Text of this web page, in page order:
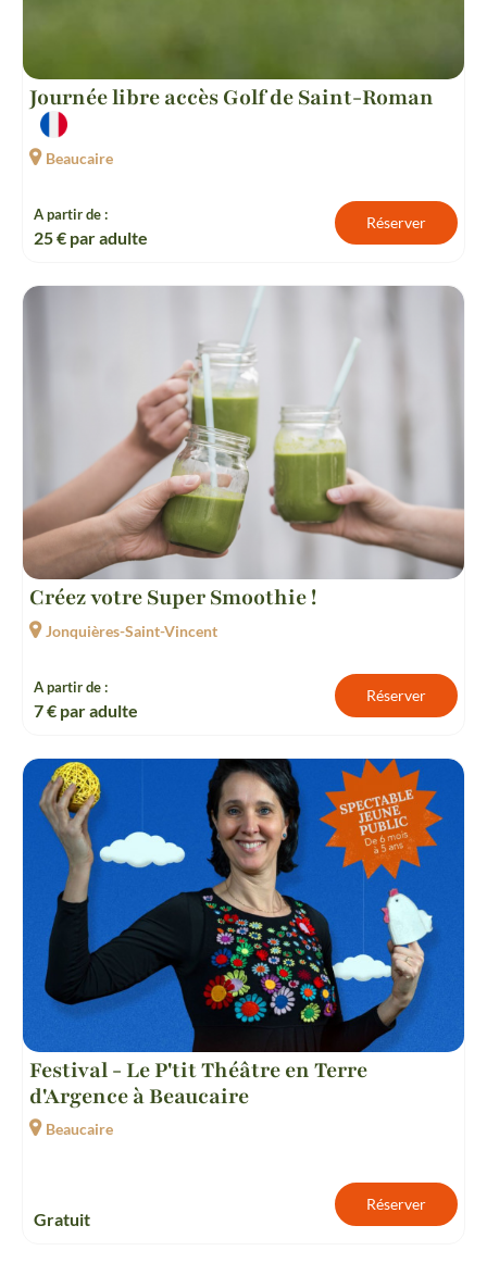
Journée libre accès Golf de Saint-Roman
Beaucaire
A partir de :
25€ par adulte
Réserver
Créez votre Super Smoothie !
Jonquières-Saint-Vincent
A partir de :
7€ par adulte
Réserver
Festival - Le P'tit Théâtre en Terre
d'Argence à Beaucaire
Beaucaire
Gratuit
Réserver